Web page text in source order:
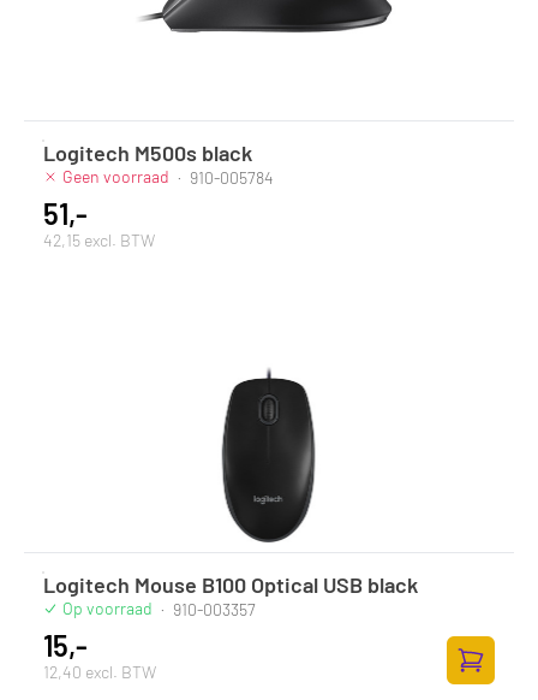
Logitech M500s black
Geen voorraad · 910-005784
51,-
42,15 excl. BTW
Logitech Mouse B100 Optical USB black
Op voorraad · 910-003357
15,-
12,40 excl. BTW
Zum